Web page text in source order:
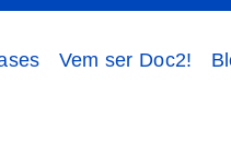
Vem ser Doc2!